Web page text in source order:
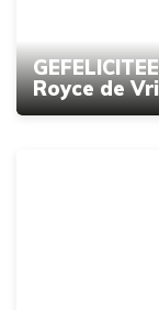
Royce de